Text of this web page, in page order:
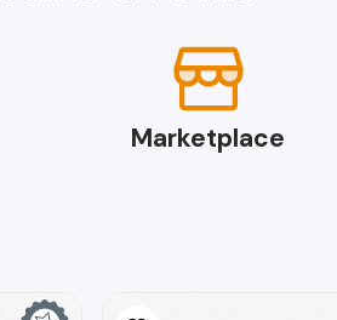
Marketplace